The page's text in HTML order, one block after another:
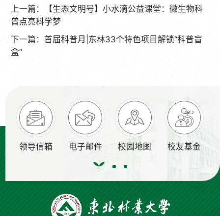
上一篇：
【生态文明号】小水滴公益课堂：微生物科
普点亮科学梦
下一篇： 首届科普月|东林33个特色项目解锁“科普盲
盒”
领导信箱 电子邮件 校园地图 校友基金